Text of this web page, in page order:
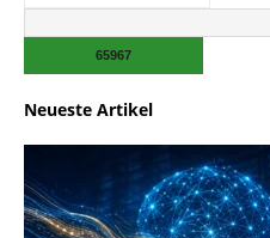
Neueste Artikel